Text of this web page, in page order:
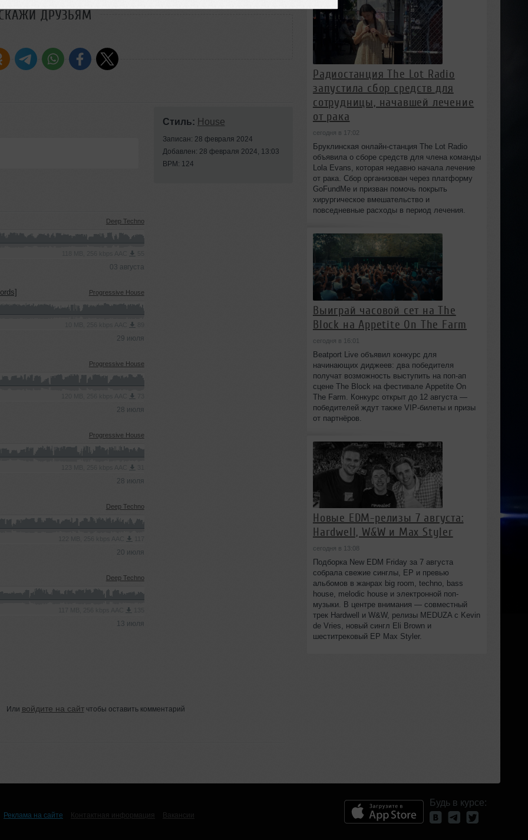
ДРУЗЬЯМ
Deep Techno
03 августа
Progressive House
29 июля
Progressive House
28 июля
Progressive House
28 июля
Deep Techno
20 июля
Deep Techno
13 июля
Стиль: House
Записан: 28 февраля 2024
Добавлен: 28 февраля 2024, 13:03
BPM: 124
Или войдите на сайтчтобы оставить комментарий
Радиостанция The Lot Radio
запустила сбор средств для
сотрудницы, начавшей лечение
от рака
сегодня в 17:02
Бруклинская онлайн-станция The Lot Radio
объявила о сборе средств для члена команды
Lola Evans, которая недавно начала лечение
от рака. Сбор организован через платформу
GoFundMe и призван помочь покрыть
хирургическое вмешательство и
повседневные расходы в период лечения.
Выиграй часовой сет на The
Block на Appetite On The Farm
сегодня в 16:01
Beatport Live объявил конкурс для
начинающих диджеев: два победителя
получат возможность выступить на поп‑ап
сцене The Block на фестивале Appetite On
The Farm. Конкурс открыт до 12 августа —
победителей ждут также VIP‑билеты и призы
от партнёров.
Новые EDM-релизы 7 августа:
Hardwell, W&W и Max Styler
сегодня в 13:08
Подборка New EDM Friday за 7 августа
собрала свежие синглы, EP и превью
альбомов в жанрах big room, techno, bass
house, melodic house и электронной поп-
музыки. В центре внимания — совместный
трек Hardwell и W&W, релизы MEDUZA с Kevin
de Vries, новый сингл Eli Brown и
шеститрековый EP Max Styler.
Реклама на сайте Контактная информация Вакансии
Будь в курсе: